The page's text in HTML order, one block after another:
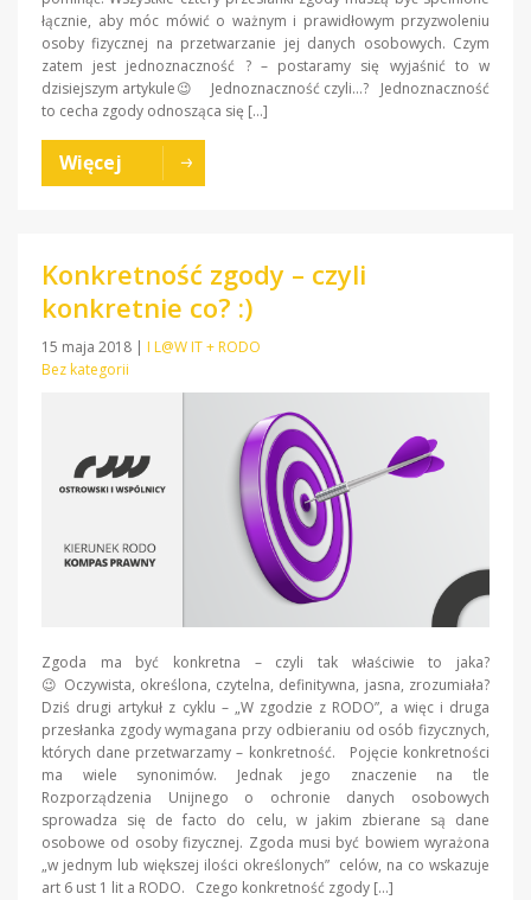
łącznie, aby móc mówić o ważnym i prawidłowym przyzwoleniu
osoby fizycznej na przetwarzanie jej danych osobowych. Czym
zatem jest jednoznaczność ? – postaramy się wyjaśnić to w
dzisiejszym artykule😉 Jednoznaczność czyli…? Jednoznaczność
to cecha zgody odnosząca się […]
Więcej
Konkretność zgody – czyli
konkretnie co? :)
15 maja 2018 | I L@W IT + RODO
Bez kategorii
Zgoda ma być konkretna – czyli tak właściwie to jaka?
😉 Oczywista, określona, czytelna, definitywna, jasna, zrozumiała?
Dziś drugi artykuł z cyklu – „W zgodzie z RODO”, a więc i druga
przesłanka zgody wymagana przy odbieraniu od osób fizycznych,
których dane przetwarzamy – konkretność. Pojęcie konkretności
ma wiele synonimów. Jednak jego znaczenie na tle
Rozporządzenia Unijnego o ochronie danych osobowych
sprowadza się de facto do celu, w jakim zbierane są dane
osobowe od osoby fizycznej. Zgoda musi być bowiem wyrażona
„w jednym lub większej ilości określonych” celów, na co wskazuje
art 6 ust 1 lit a RODO. Czego konkretność zgody […]